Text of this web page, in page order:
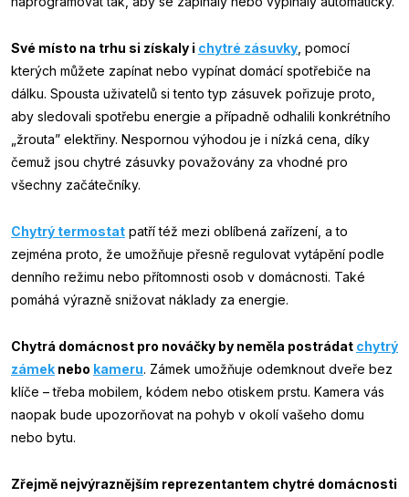
Své místo na trhu si získaly i chytré zásuvky , pomocí
kterých můžete zapínat nebo vypínat domácí spotřebiče na
dálku. Spousta uživatelů si tento typ zásuvek pořizuje proto,
aby sledovali spotřebu energie a případně odhalili konkrétního
„žrouta” elektřiny. Nespornou výhodou je i nízká cena, díky
čemuž jsou chytré zásuvky považovány za vhodné pro
všechny začátečníky.
Chytrý termostat patří též mezi oblíbená zařízení, a to
zejména proto, že umožňuje přesně regulovat vytápění podle
denního režimu nebo přítomnosti osob v domácnosti. Také
pomáhá výrazně snižovat náklady za energie.
Chytrá domácnost pro nováčky by neměla postrádat chytrý
zámek nebo kameru. Zámek umožňuje odemknout dveře bez
klíče – třeba mobilem, kódem nebo otiskem prstu. Kamera vás
naopak bude upozorňovat na pohyb v okolí vašeho domu
nebo bytu.
Zřejmě nejvýraznějším reprezentantem chytré domácnosti